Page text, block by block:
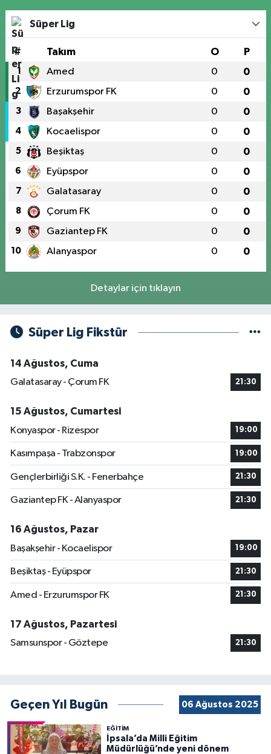
Süper Lig
# Takım O P
1 Amed 0 0
2 Erzurumspor FK 0 0
3 Başakşehir 0 0
4 Kocaelispor 0 0
5 Beşiktaş 0 0
6 Eyüpspor 0 0
7 Galatasaray 0 0
8 Çorum FK 0 0
9 Gaziantep FK 0 0
10 Alanyaspor 0 0
Detaylar için tıklayın
Süper Lig Fikstür
14 Ağustos, Cuma
Galatasaray - Çorum FK
21:30
15 Ağustos, Cumartesi
Konyaspor - Rizespor
19:00
Kasımpaşa - Trabzonspor 19:00
Gençlerbirliği S.K. - Fenerbahçe 21:30
Gaziantep FK - Alanyaspor 21:30
16 Ağustos, Pazar
Başakşehir - Kocaelispor
19:00
Beşiktaş - Eyüpspor 21:30
Amed - Erzurumspor FK 21:30
17 Ağustos, Pazartesi
Samsunspor - Göztepe
21:30
Geçen Yıl Bugün 06 Ağustos 2025
EĞİTİM
İpsala’da Milli Eğitim
Müdürlüğü’nde yeni dönem